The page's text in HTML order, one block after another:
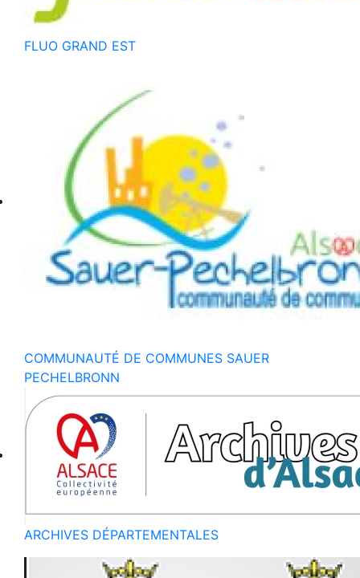
FLUO GRAND EST
COMMUNAUTÉ DE COMMUNES SAUER
PECHELBRONN
ARCHIVES DÉPARTEMENTALES